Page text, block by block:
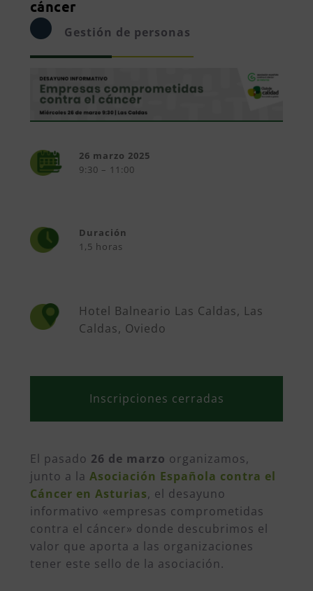
cáncer
Gestión de personas
26 marzo 2025
9:30 – 11:00
Duración
1,5 horas
Hotel Balneario Las Caldas, Las
Caldas, Oviedo
Inscripciones cerradas
El pasado 26 de marzo organizamos,
junto a la Asociación Española contra el
Cáncer en Asturias, el desayuno
informativo «empresas comprometidas
contra el cáncer» donde descubrimos el
valor que aporta a las organizaciones
tener este sello de la asociación.